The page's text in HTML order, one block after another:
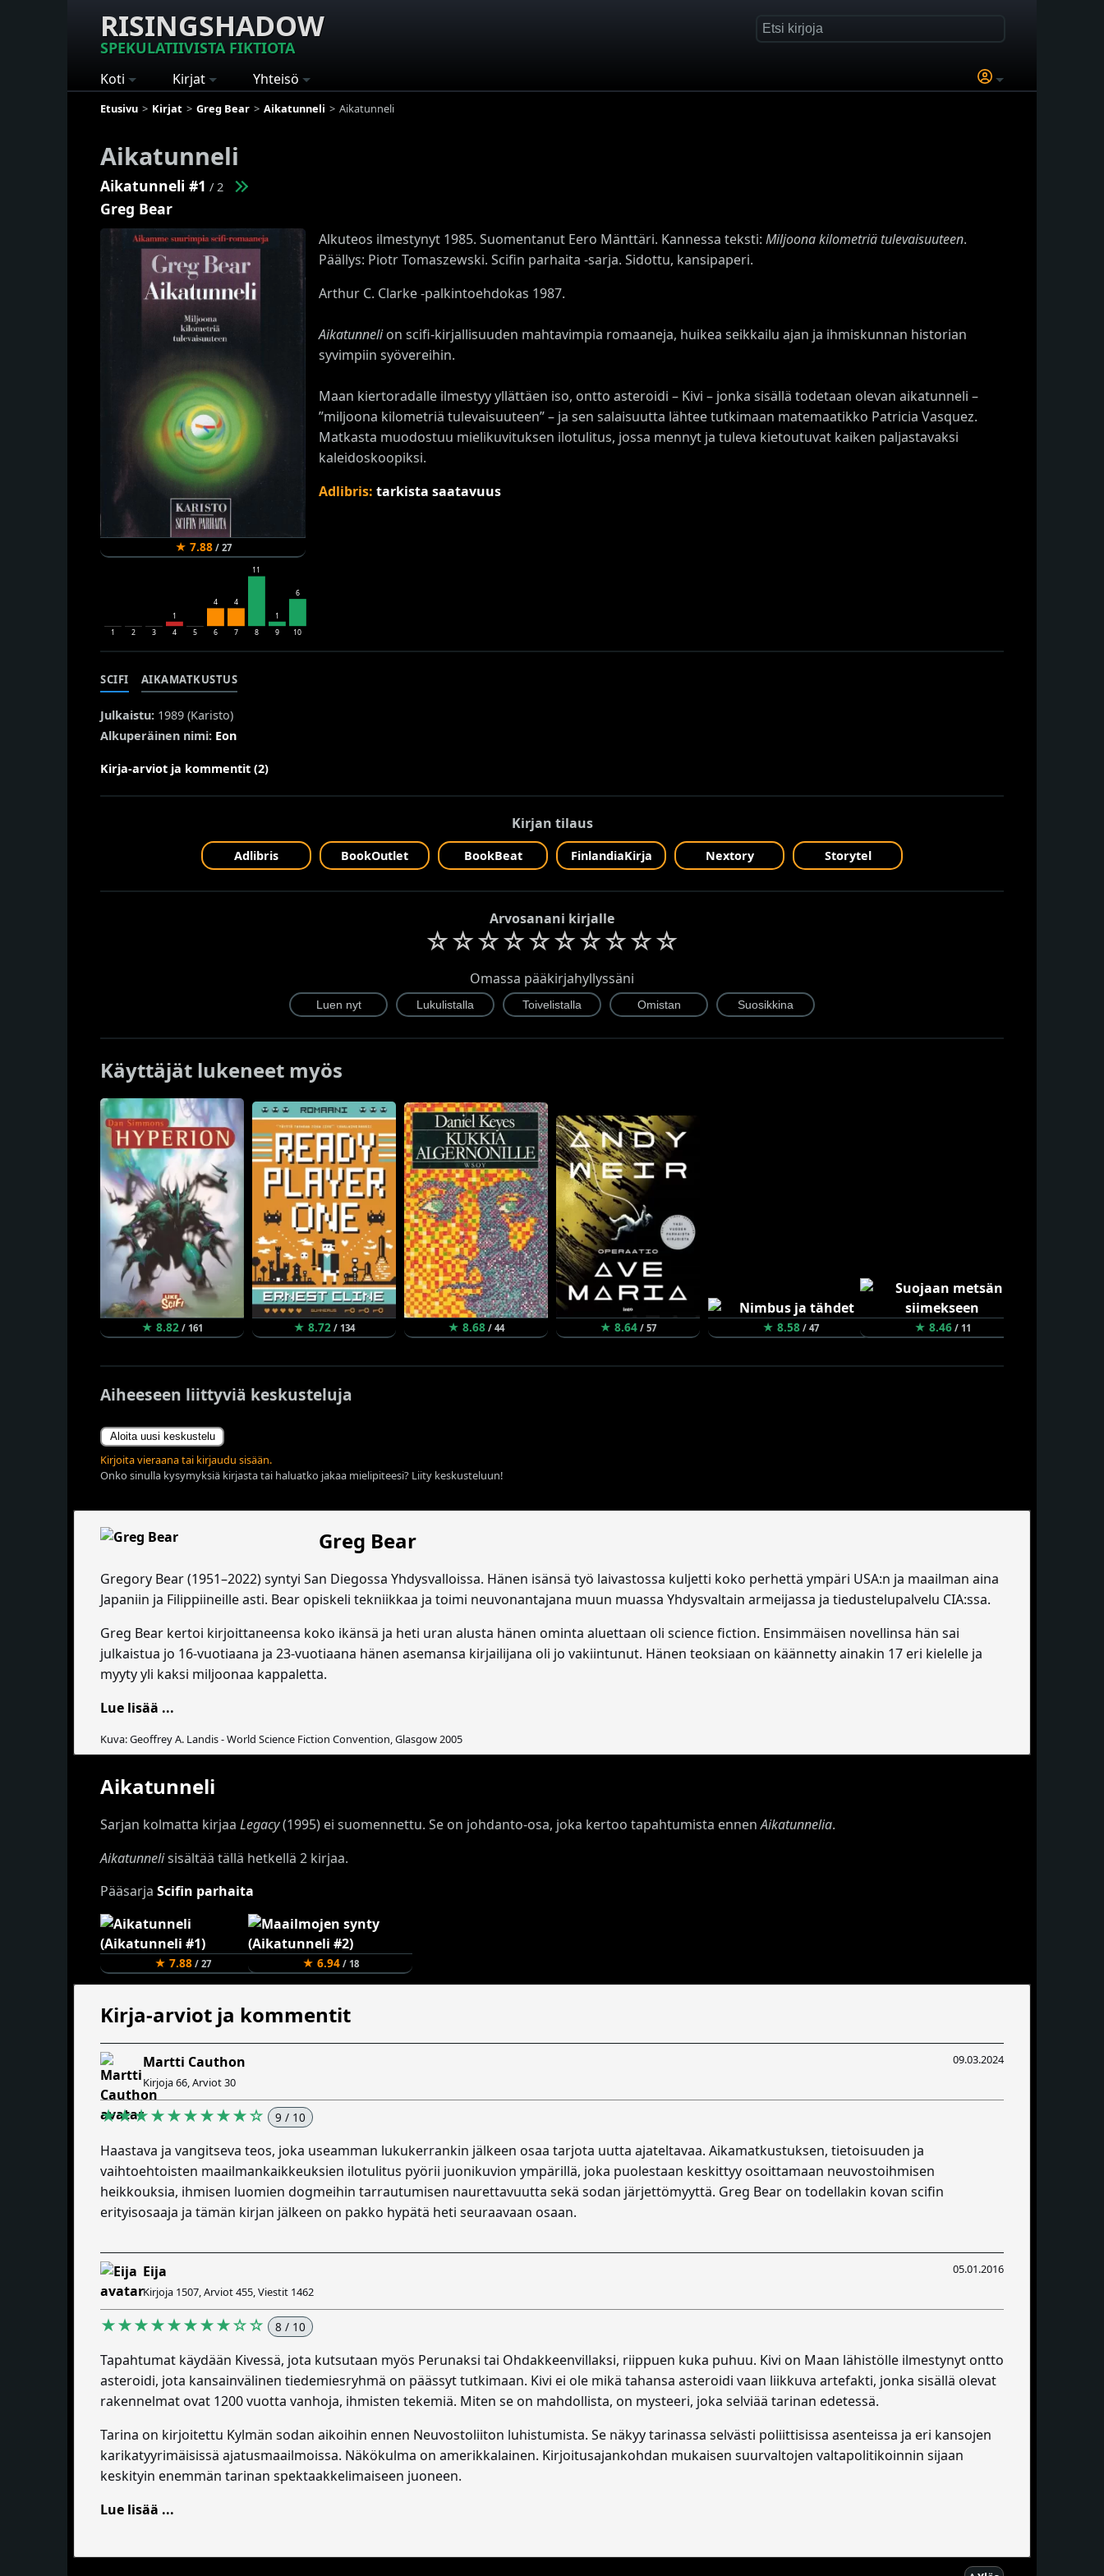
RISINGSHADOW
SPEKULATIIVISTA FIKTIOTA
Koti Kirjat Yhteisö
Etusivu Kirjat Greg Bear Aikatunneli Aikatunneli
Aikatunneli
Aikatunneli #1 / 2
Greg Bear
★ 7.88/ 27
1 2 3
1
4
5
4
6
4
7
11
8
1
9
6
10
Alkuteos ilmestynyt 1985. Suomentanut Eero Mänttäri. Kannessa teksti: Miljoona kilometriä tulevaisuuteen.
Päällys: Piotr Tomaszewski. Scifin parhaita -sarja. Sidottu, kansipaperi.
Arthur C. Clarke -palkintoehdokas 1987.
Aikatunnelion scifi-kirjallisuuden mahtavimpia romaaneja, huikea seikkailu ajan ja ihmiskunnan historian
syvimpiin syövereihin.
Maan kiertoradalle ilmestyy yllättäen iso, ontto asteroidi – Kivi – jonka sisällä todetaan olevan aikatunneli –
”miljoona kilometriä tulevaisuuteen” – ja sen salaisuutta lähtee tutkimaan matemaatikko Patricia Vasquez.
Matkasta muodostuu mielikuvituksen ilotulitus, jossa mennyt ja tuleva kietoutuvat kaiken paljastavaksi
kaleidoskoopiksi.
Adlibris: tarkista saatavuus
SCIFI AIKAMATKUSTUS
Julkaistu: 1989 (Karisto)
Alkuperäinen nimi: Eon
Kirja-arviot ja kommentit (2)
Kirjan tilaus
Adlibris BookOutlet BookBeat FinlandiaKirja Nextory Storytel
Arvosanani kirjalle
☆☆☆☆☆☆☆☆☆☆
Omassa pääkirjahyllyssäni
Käyttäjät lukeneet myös
★ 8.82 / 161 ★ 8.72 / 134 ★ 8.68 / 44 ★ 8.64 / 57 ★ 8.58/ 47 ★ 8.46/ 11
Aiheeseen liittyviä keskusteluja
Aloita uusi keskustelu
Kirjoita vieraana tai kirjaudu sisään.
Onko sinulla kysymyksiä kirjasta tai haluatko jakaa mielipiteesi? Liity keskusteluun!
Greg Bear
Gregory Bear (1951–2022) syntyi San Diegossa Yhdysvalloissa. Hänen isänsä työ laivastossa kuljetti koko perhettä ympäri USA:n ja maailman aina
Japaniin ja Filippiineille asti. Bear opiskeli tekniikkaa ja toimi neuvonantajana muun muassa Yhdysvaltain armeijassa ja tiedustelupalvelu CIA:ssa.
Greg Bear kertoi kirjoittaneensa koko ikänsä ja heti uran alusta hänen ominta aluettaan oli science fiction. Ensimmäisen novellinsa hän sai
julkaistua jo 16-vuotiaana ja 23-vuotiaana hänen asemansa kirjailijana oli jo vakiintunut. Hänen teoksiaan on käännetty ainakin 17 eri kielelle ja
myyty yli kaksi miljoonaa kappaletta.
Lue lisää ...
Kuva: Geoffrey A. Landis - World Science Fiction Convention, Glasgow 2005
Aikatunneli
Sarjan kolmatta kirjaa Legacy(1995) ei suomennettu. Se on johdanto-osa, joka kertoo tapahtumista ennenAikatunnelia.
Aikatunnelisisältää tällä hetkellä 2 kirjaa.
Pääsarja Scifin parhaita
★ 7.88/ 27 ★ 6.94/ 18
Kirja-arviot ja kommentit
09.03.2024
Martti Cauthon
Kirjoja 66, Arviot 30
★★★★★★★★★☆ 9 / 10
Haastava ja vangitseva teos, joka useamman lukukerrankin jälkeen osaa tarjota uutta ajateltavaa. Aikamatkustuksen, tietoisuuden ja
vaihtoehtoisten maailmankaikkeuksien ilotulitus pyörii juonikuvion ympärillä, joka puolestaan keskittyy osoittamaan neuvostoihmisen
heikkouksia, ihmisen luomien dogmeihin tarrautumisen naurettavuutta sekä sodan järjettömyyttä. Greg Bear on todellakin kovan scifin
erityisosaaja ja tämän kirjan jälkeen on pakko hypätä heti seuraavaan osaan.
05.01.2016
Eija
Kirjoja 1507, Arviot 455, Viestit 1462
★★★★★★★★☆☆ 8 / 10
Tapahtumat käydään Kivessä, jota kutsutaan myös Perunaksi tai Ohdakkeenvillaksi, riippuen kuka puhuu. Kivi on Maan lähistölle ilmestynyt ontto
asteroidi, jota kansainvälinen tiedemiesryhmä on päässyt tutkimaan. Kivi ei ole mikä tahansa asteroidi vaan liikkuva artefakti, jonka sisällä olevat
rakennelmat ovat 1200 vuotta vanhoja, ihmisten tekemiä. Miten se on mahdollista, on mysteeri, joka selviää tarinan edetessä.
Tarina on kirjoitettu Kylmän sodan aikoihin ennen Neuvostoliiton luhistumista. Se näkyy tarinassa selvästi poliittisissa asenteissa ja eri kansojen
karikatyyrimäisissä ajatusmaailmoissa. Näkökulma on amerikkalainen. Kirjoitusajankohdan mukaisen suurvaltojen valtapolitikoinnin sijaan
keskityin enemmän tarinan spektaakkelimaiseen juoneen.
Lue lisää ...